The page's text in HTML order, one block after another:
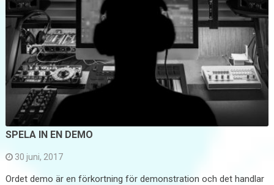
SPELA IN EN DEMO
30 juni, 2017
Ordet demo är en förkortning för demonstration och det handlar